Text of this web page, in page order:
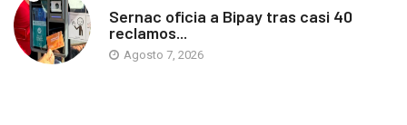
Sernac oficia a Bipay tras casi 40
reclamos...
Agosto 7, 2026